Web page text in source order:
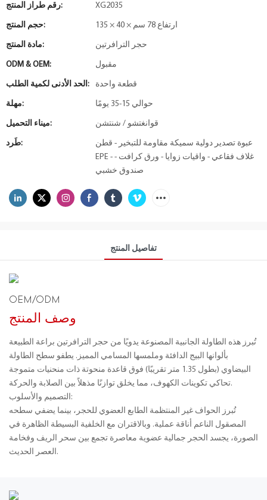
رقم طراز المنتج: XG2035
حجم المنتج: 135 × 40 × ارتفاع 78 سم
مادة المنتج: حجر الترافرتين
ODM & OEM: مقبول
الحد الأدنى لكمية الطلب: قطعة واحدة
مهلة: حوالي 15-35 يومًا
ميناء التحميل: قوانغتشو / شنتشن
طَرد:
عبوة تصدير دولية سميكة مقاومة للتبخير - قطن
EPE - غلاف فقاعي - واقيات زوايا - ورق كرافت -
صندوق خشبي
تفاصيل المنتج
OEM/ODM
وصف المنتج
تُبرز هذه الطاولة الجانبية المصنوعة يدويًا من حجر الترافرتين براعة الطبيعة
بألوانها البيج الدافئة وملمسها المسامي المميز. يطفو سطح الطاولة
البيضاوي (بطول 1.35 متر تقريبًا) فوق قاعدة منحوتة ذات منحنيات متموجة
تحاكي تكوينات الكهوف، مما يخلق توازنًا مذهلاً بين الصلابة والحركة.
التصميم والأسلوب:
تُبرز الحواف غير المنتظمة الطابع العضوي للحجر، بينما يضفي سطحه
المصقول الناعم أناقة عملية. وبالاقتران مع الخلفية البسيطة الظاهرة في
الصورة، يجسد الحجر جمالية عضوية معاصرة تجمع بين سحر الريف وفخامة
العصر الحديث.